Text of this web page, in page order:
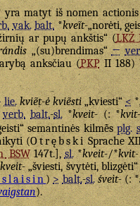
yra matyt iš nomen
vak. balt.*kveĩt-„norėti,
ar pupų ankštis“ (LKŽ
„(su)brendimas“←
anksčiau (PKPII 188)
lie. kviẽt-ė kviẽsti„kviesti“<
verb. balt.-sl.*kveit-(: *kvit-
semantinės kilmė̃splg.
(OtrębskiSprache
BSW147t.], sl.*kveit-/*kvit-
kveit-„šviesti, švytėti, blizgėti“
)> balt.-sl. śveit-(: *
).